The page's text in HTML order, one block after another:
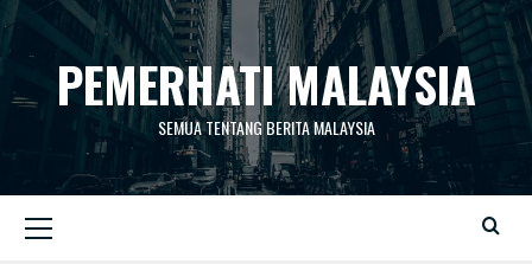
Skip
contentPEMERHATI MALAYSIA
SEMUA TENTANG BERITA MALAYSIA
Menu